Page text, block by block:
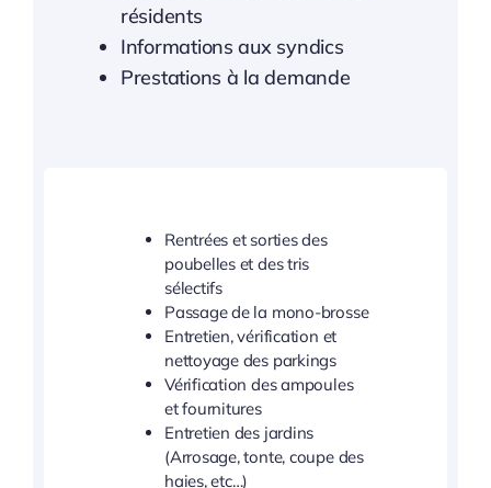
résidents
Informations aux syndics
Prestations à la demande
Rentrées et sorties des
poubelles et des tris
sélectifs
Passage de la mono-brosse
Entretien, vérification et
nettoyage des parkings
Vérification des ampoules
et fournitures
Entretien des jardins
(Arrosage, tonte, coupe des
haies, etc…)